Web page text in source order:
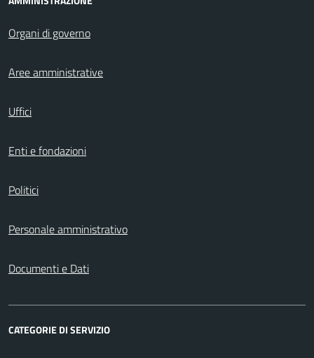
Organi di governo
Aree amministrative
Uffici
Enti e fondazioni
Politici
Personale amministrativo
Documenti e Dati
CATEGORIE DI SERVIZIO